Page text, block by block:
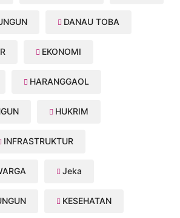
DANAU TOBA
EKONOMI
HARANGGAOL
HUKRIM
INFRASTRUKTUR
Jeka
KESEHATAN